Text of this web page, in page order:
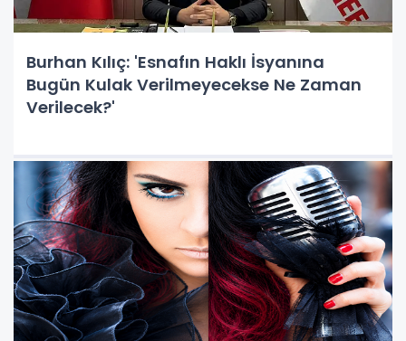
Burhan Kılıç: 'Esnafın Haklı İsyanına
Bugün Kulak Verilmeyecekse Ne Zaman
Verilecek?'